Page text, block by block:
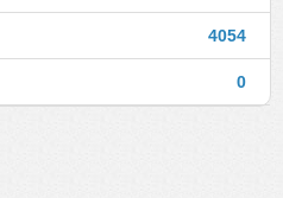
4054
0